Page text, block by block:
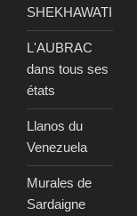
SHEKHAWATI
L'AUBRAC
dans tous ses
états
Llanos du
Venezuela
Murales de
Sardaigne